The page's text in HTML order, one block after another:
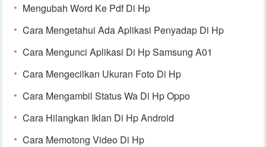
Mengubah Word Ke Pdf Di Hp
Cara Mengetahui Ada Aplikasi Penyadap Di Hp
Cara Mengunci Aplikasi Di Hp Samsung A01
Cara Mengecilkan Ukuran Foto Di Hp
Cara Mengambil Status Wa Di Hp Oppo
Cara Hilangkan Iklan Di Hp Android
Cara Memotong Video Di Hp